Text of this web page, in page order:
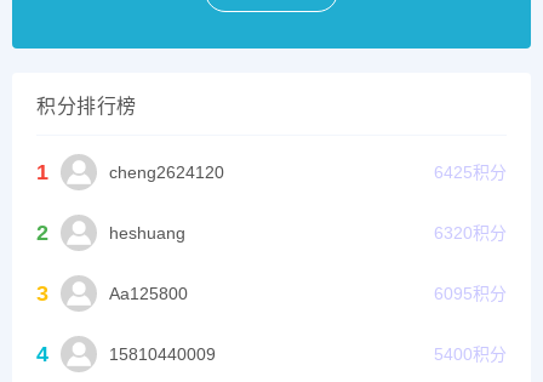
积分排行榜
1 cheng2624120 6425积分
2 heshuang 6320积分
3 Aa125800 6095积分
4 15810440009 5400积分